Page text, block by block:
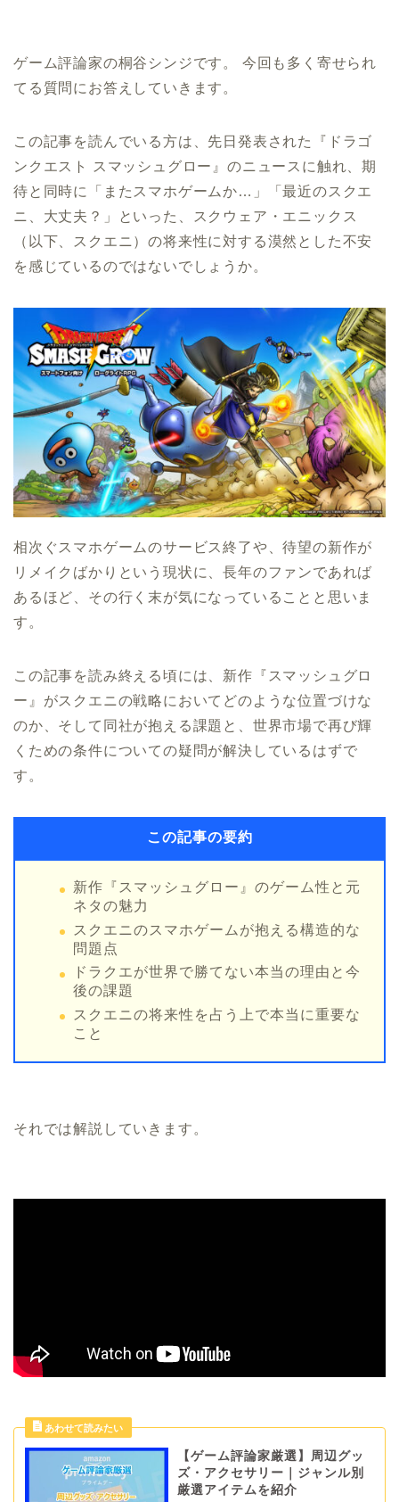
ゲーム評論家の桐谷シンジです。 今回も多く寄せられ
てる質問にお答えしていきます。
この記事を読んでいる方は、先日発表された『ドラゴ
ンクエスト スマッシュグロー』のニュースに触れ、期
待と同時に「またスマホゲームか…」「最近のスクエ
ニ、大丈夫？」といった、スクウェア・エニックス
（以下、スクエニ）の将来性に対する漠然とした不安
を感じているのではないでしょうか。
相次ぐスマホゲームのサービス終了や、待望の新作が
リメイクばかりという現状に、長年のファンであれば
あるほど、その行く末が気になっていることと思いま
す。
この記事を読み終える頃には、新作『スマッシュグロ
ー』がスクエニの戦略においてどのような位置づけな
のか、そして同社が抱える課題と、世界市場で再び輝
くための条件についての疑問が解決しているはずで
す。
この記事の要約
新作『スマッシュグロー』のゲーム性と元
ネタの魅力
スクエニのスマホゲームが抱える構造的な
問題点
ドラクエが世界で勝てない本当の理由と今
後の課題
スクエニの将来性を占う上で本当に重要な
こと
それでは解説していきます。
【ゲーム評論家厳選】周辺グッ
ズ・アクセサリー｜ジャンル別
厳選アイテムを紹介